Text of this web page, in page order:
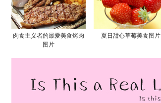
肉食主义者的最爱美食烤肉
图片
夏日甜心草莓美食图片